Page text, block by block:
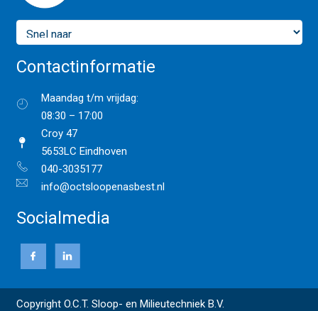
Contactinformatie
Maandag t/m vrijdag:
08:30 – 17:00
Croy 47
5653LC Eindhoven
040-3035177
info@octsloopenasbest.nl
Socialmedia
Copyright O.C.T. Sloop- en Milieutechniek B.V.